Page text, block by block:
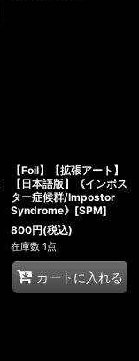
【Foil】【拡張アート】
【日本語版】《インポス
ター症候群/Impostor
Syndrome》[SPM]
800円(税込)
在庫数 1点
カートに入れる